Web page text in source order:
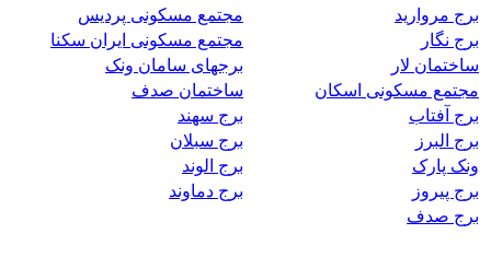
برج مروارید
مجتمع مسکونی پردیس
برج نگار
مجتمع مسکونی ایران سکنا
ساختمان لار
برجهای سامان ونک
مجتمع مسکونی اسکان
ساختمان صدف
برج آفتاب
برج سهند
برج البرز
برج سبلان
ونک پارک
برج الوند
برج پیروز
برج دماوند
برج صدف